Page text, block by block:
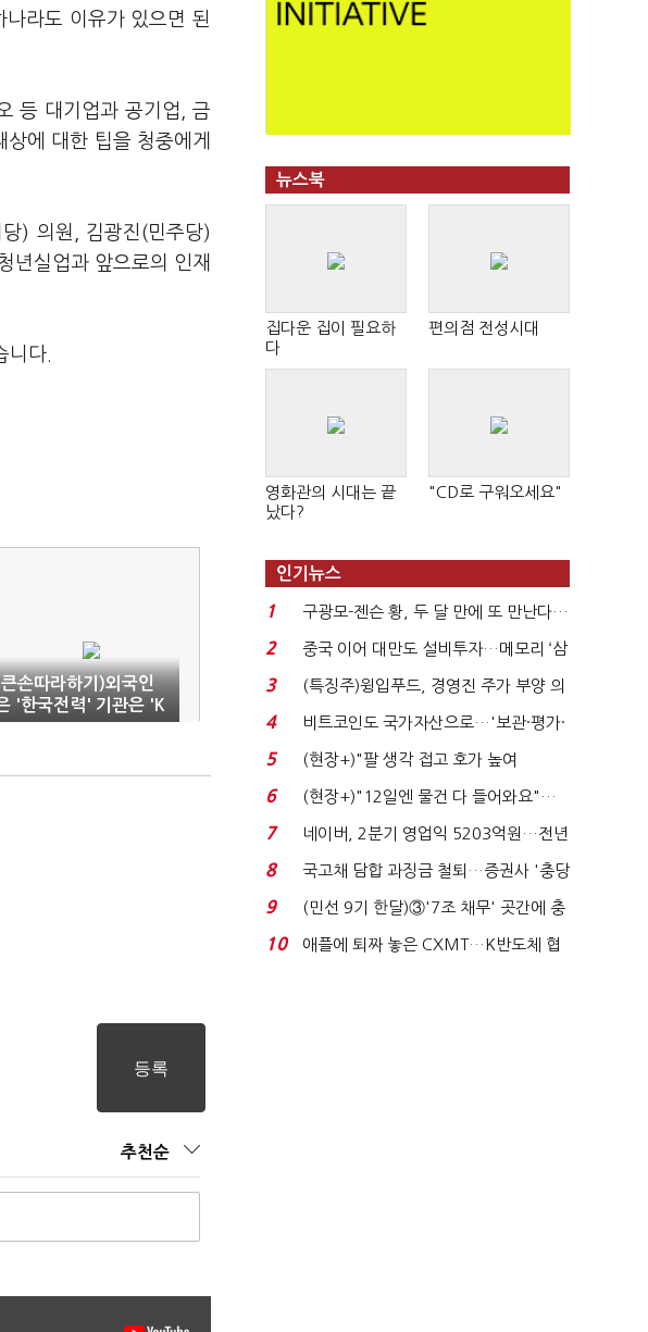
라도 이유가 있으면 된
등 대기업과 공기업, 금
에 대한 팁을 청중에게
) 의원, 김광진(민주당)
년실업과 앞으로의 인재
니다.
손따라하기)외국인
'한국전력' 기관은 'K
추천순
뉴스북
집다운 집이 필요하
다
편의점 전성시대
영화관의 시대는 끝
났다?
"CD로 구워오세요"
인기뉴스
1
구광모-젠슨 황, 두 달 만에 또 만난다…
로봇·AI 등 논...
2
중국 이어 대만도 설비투자…메모리 ‘삼
국전쟁’
3
(특징주)윙입푸드, 경영진 주가 부양 의
지에 상한가...
4
비트코인도 국가자산으로…'보관·평가·
처분' 기준은 ...
5
(현장+)"팔 생각 접고 호가 높여
요"…'덜 똘똘한 한 채' 20...
6
(현장+)"12일엔 물건 다 들어와요"…
빈 매대 채우며 문 연 ...
7
네이버, 2분기 영업익 5203억원…전년
비 0.2% 감소...
8
국고채 담합 과징금 철퇴…증권사 '충당
금 폭탄' 우려...
9
(민선 9기 한달)③'7조 채무' 곳간에 충
격…추미애, 20년...
10
애플에 퇴짜 놓은 CXMT…K반도체 협